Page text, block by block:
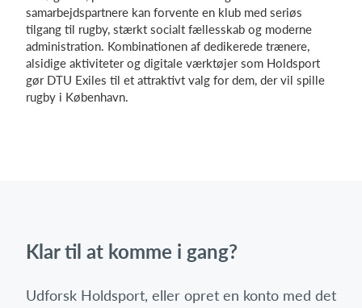
samarbejdspartnere kan forvente en klub med seriøs
tilgang til rugby, stærkt socialt fællesskab og moderne
administration. Kombinationen af dedikerede trænere,
alsidige aktiviteter og digitale værktøjer som Holdsport
gør DTU Exiles til et attraktivt valg for dem, der vil spille
rugby i København.
Klar til at komme i gang?
Udforsk Holdsport, eller opret en konto med det